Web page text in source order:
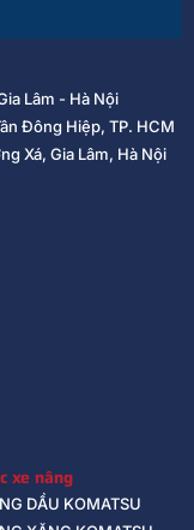
Lâm - Hà Nội
Đông Hiệp, TP. HCM
Xá, Gia Lâm, Hà Nội
xe nâng
DẦU KOMATSU